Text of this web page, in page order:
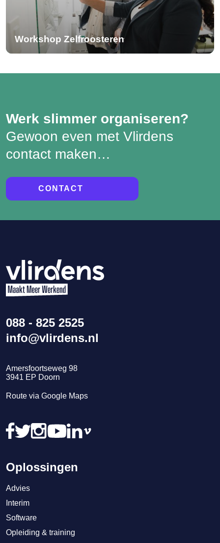
Workshop Zelfroosteren
Werk slimmer organiseren?
Gewoon even met Vlirdens
contact maken…
CONTACT
088 - 825 2525
info@vlirdens.nl
Amersfoortseweg 98
3941 EP Doorn
Route via Google Maps
Oplossingen
Advies
Interim
Software
Opleiding & training